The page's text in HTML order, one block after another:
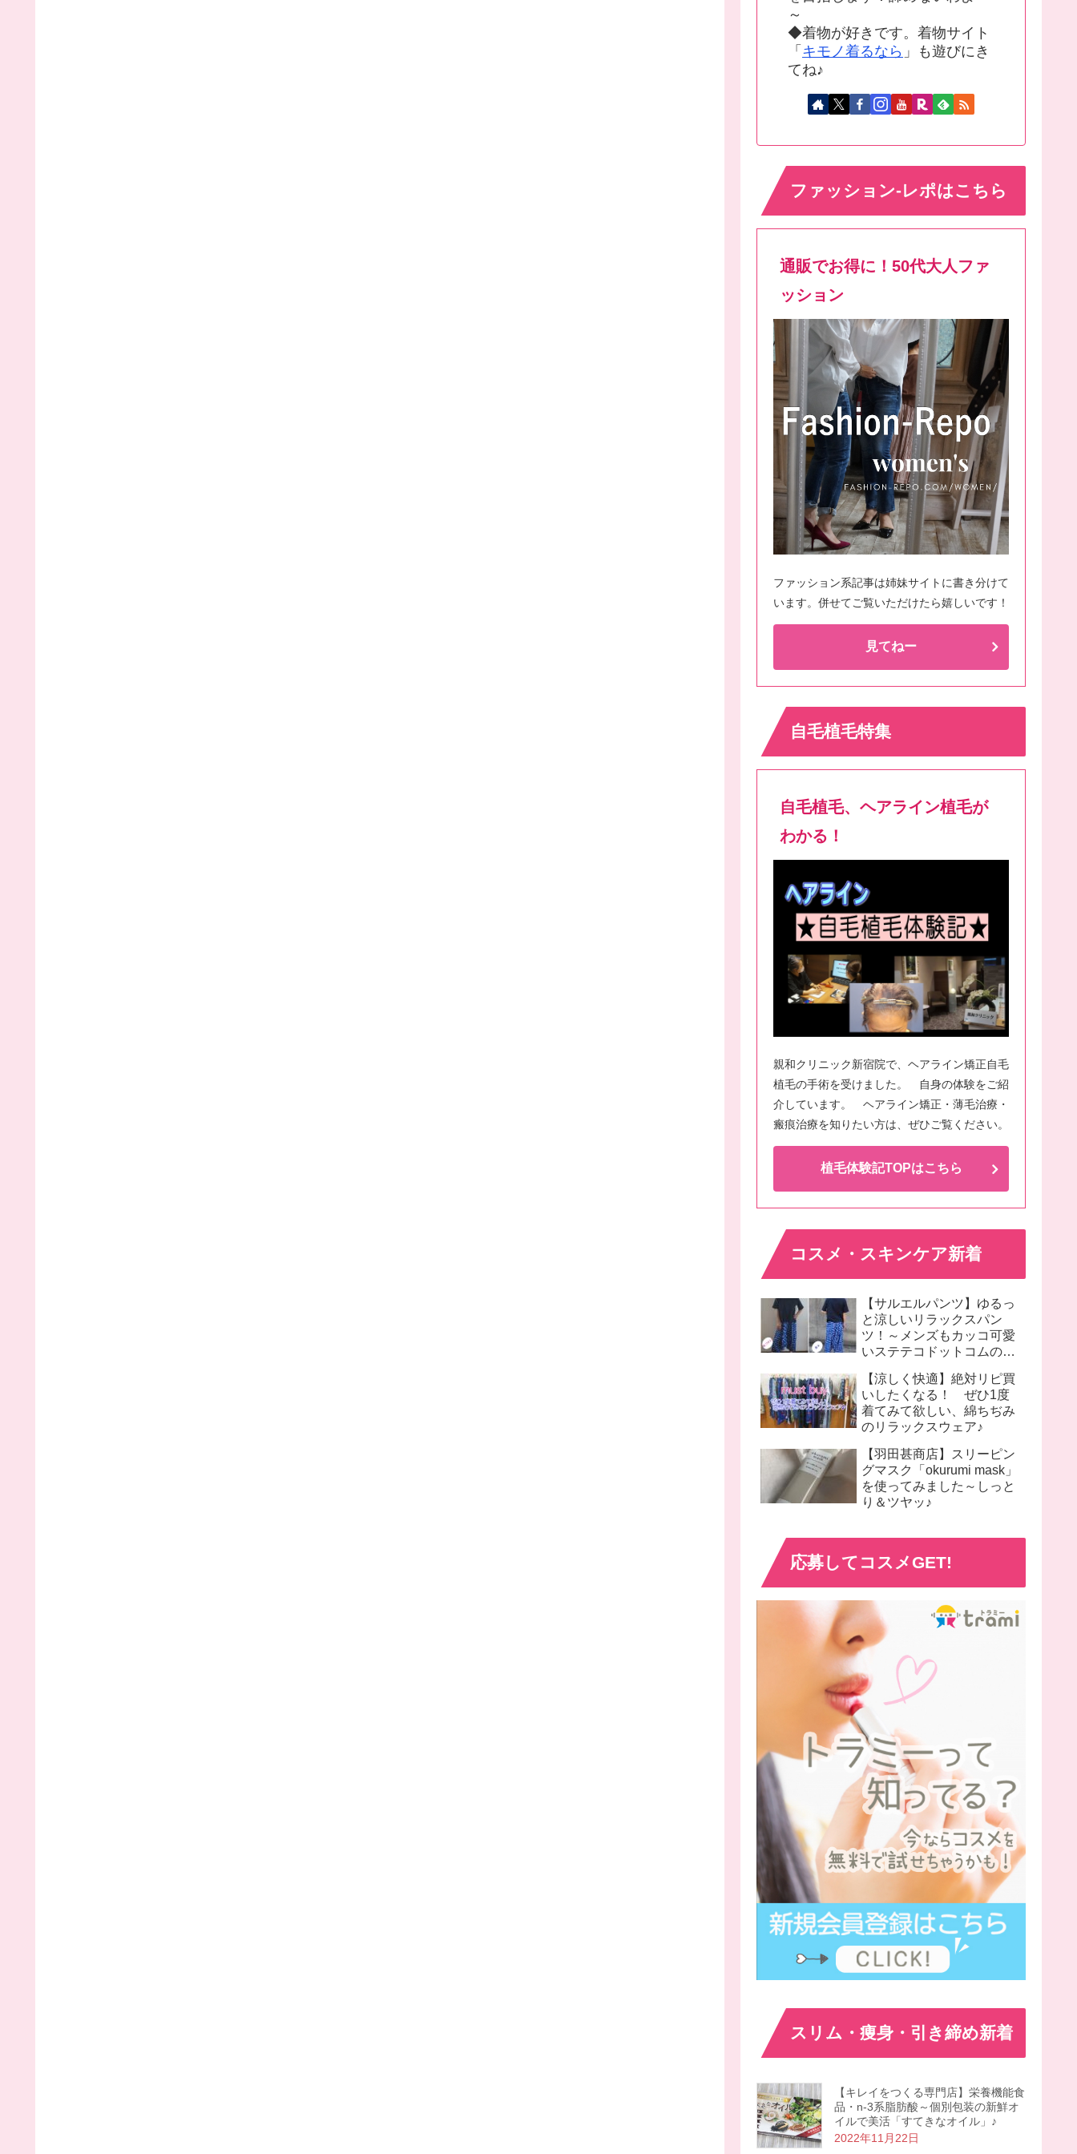
～
◆着物が好きです。着物サイト
「 キモノ着るなら 」も遊びにき
てね♪
ファッション-レポはこちら
通販でお得に！50代大人ファ
ッション
ファッション系記事は姉妹サイトに書き分けて
います。併せてご覧いただけたら嬉しいです！
見てねー
自毛植毛特集
自毛植毛、ヘアライン植毛が
わかる！
親和クリニック新宿院で、ヘアライン矯正自毛
植毛の手術を受けました。 自身の体験をご紹
介しています。 ヘアライン矯正・薄毛治療・
瘢痕治療を知りたい方は、ぜひご覧ください。
植毛体験記TOPはこちら
コスメ・スキンケア新着
【サルエルパンツ】ゆるっ
と涼しいリラックスパン
ツ！～メンズもカッコ可愛
いステテコドットコムのモ
【涼しく快適】絶対リピ買
いしたくなる！ ぜひ1度
着てみて欲しい、綿ちぢみ
のリラックスウェア♪
【羽田甚商店】スリーピン
グマスク「okurumi mask」
を使ってみました～しっと
り＆ツヤッ♪
応募してコスメGET!
スリム・痩身・引き締め新着
【キレイをつくる専門店】栄養機能食
品・n-3系脂肪酸～個別包装の新鮮オ
イルで美活「すてきなオイル」♪
2022年11月22日